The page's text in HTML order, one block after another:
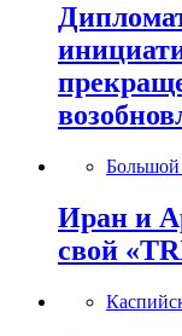
Большой
Иран и
свой